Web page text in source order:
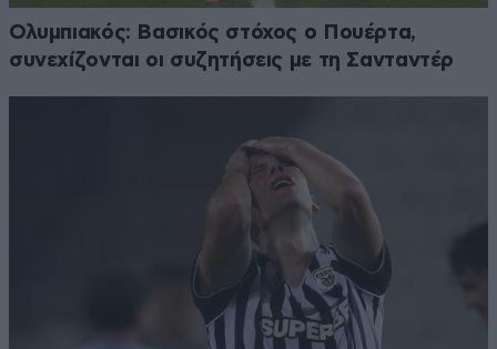
Ολυμπιακός: Βασικός στόχος ο Πουέρτα,
συνεχίζονται οι συζητήσεις με τη Σανταντέρ